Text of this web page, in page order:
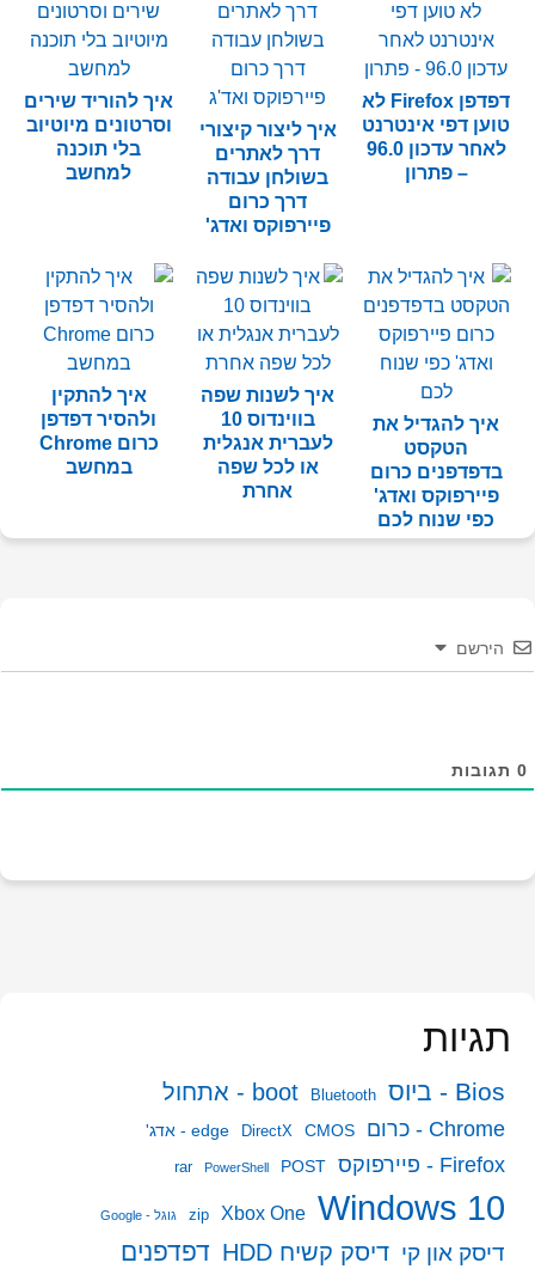
דפדפן Firefox לא
טוען דפי אינטרנט
לאחר עדכון 96.0
– פתרון
איך ליצור קיצורי
דרך לאתרים
בשולחן עבודה
דרך כרום
פיירפוקס ואדג'
איך להוריד שירים
וסרטונים מיוטיוב
בלי תוכנה
למחשב
איך להגדיל את
הטקסט
בדפדפנים כרום
פיירפוקס ואדג'
כפי שנוח לכם
איך לשנות שפה
בווינדוס 10
לעברית אנגלית
או לכל שפה
אחרת
איך להתקין
ולהסיר דפדפן
כרום Chrome
במחשב
הירשם
0 תגובות
תגיות
Bios - ביוס Bluetooth boot - אתחול
Chrome - כרום CMOS
DirectX edge - אדג'
Firefox - פיירפוקס POST
PowerShell
rar
Windows 10
Xbox One
zip גוגל - Google
דיסק און קי דיסק קשיח HDD דפדפנים